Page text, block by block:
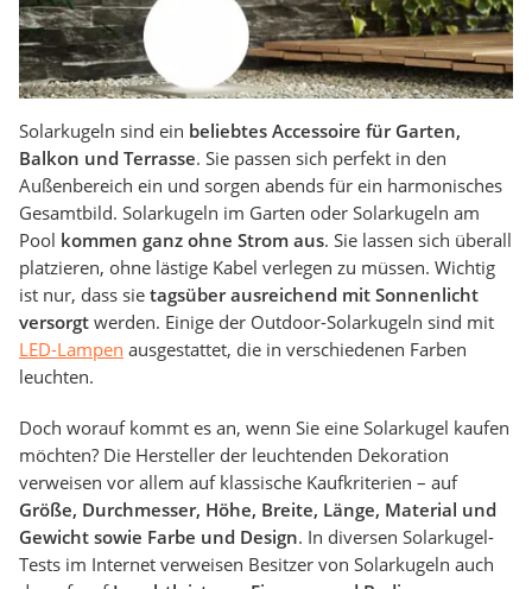
Solarkugeln sind ein beliebtes Accessoire für Garten,
Balkon und Terrasse. Sie passen sich perfekt in den
Außenbereich ein und sorgen abends für ein harmonisches
Gesamtbild. Solarkugeln im Garten oder Solarkugeln am
Pool kommen ganz ohne Strom aus. Sie lassen sich überall
platzieren, ohne lästige Kabel verlegen zu müssen. Wichtig
ist nur, dass sie tagsüber ausreichend mit Sonnenlicht
versorgt werden. Einige der Outdoor-Solarkugeln sind mit
LED-Lampen ausgestattet, die in verschiedenen Farben
leuchten.
Doch worauf kommt es an, wenn Sie eine Solarkugel kaufen
möchten? Die Hersteller der leuchtenden Dekoration
verweisen vor allem auf klassische Kaufkriterien – auf
Größe, Durchmesser, Höhe, Breite, Länge, Material und
Gewicht sowie Farbe und Design. In diversen Solarkugel-
Tests im Internet verweisen Besitzer von Solarkugeln auch